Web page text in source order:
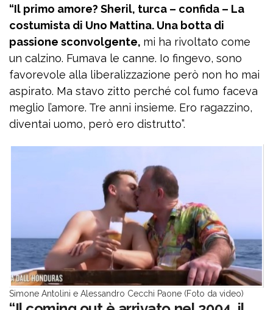
“Il primo amore? Sheril, turca – confida – La
costumista di Uno Mattina. Una botta di
passione sconvolgente, mi ha rivoltato come
un calzino. Fumava le canne. Io fingevo, sono
favorevole alla liberalizzazione però non ho mai
aspirato. Ma stavo zitto perché col fumo faceva
meglio l’amore. Tre anni insieme. Ero ragazzino,
diventai uomo, però ero distrutto”.
Simone Antolini e Alessandro Cecchi Paone (Foto da video)